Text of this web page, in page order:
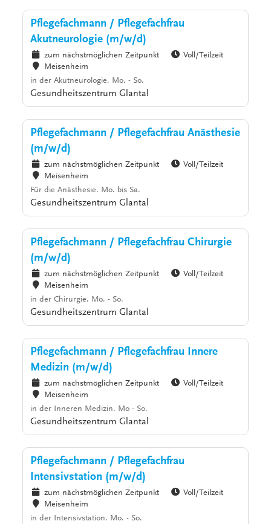
Pflegefachmann / Pflegefachfrau
Akutneurologie (m/w/d)
zum nächstmöglichen Zeitpunkt
Voll/Teilzeit
Meisenheim
in der Akutneurologie. Mo. - So.
Gesundheitszentrum Glantal
Pflegefachmann / Pflegefachfrau Anästhesie
(m/w/d)
zum nächstmöglichen Zeitpunkt
Voll/Teilzeit
Meisenheim
Für die Anästhesie. Mo. bis Sa.
Gesundheitszentrum Glantal
Pflegefachmann / Pflegefachfrau Chirurgie
(m/w/d)
zum nächstmöglichen Zeitpunkt
Voll/Teilzeit
Meisenheim
in der Chirurgie. Mo. - So.
Gesundheitszentrum Glantal
Pflegefachmann / Pflegefachfrau Innere
Medizin (m/w/d)
zum nächstmöglichen Zeitpunkt
Voll/Teilzeit
Meisenheim
in der Inneren Medizin. Mo - So.
Gesundheitszentrum Glantal
Pflegefachmann / Pflegefachfrau
Intensivstation (m/w/d)
zum nächstmöglichen Zeitpunkt
Voll/Teilzeit
Meisenheim
in der Intensivstation. Mo. - So.